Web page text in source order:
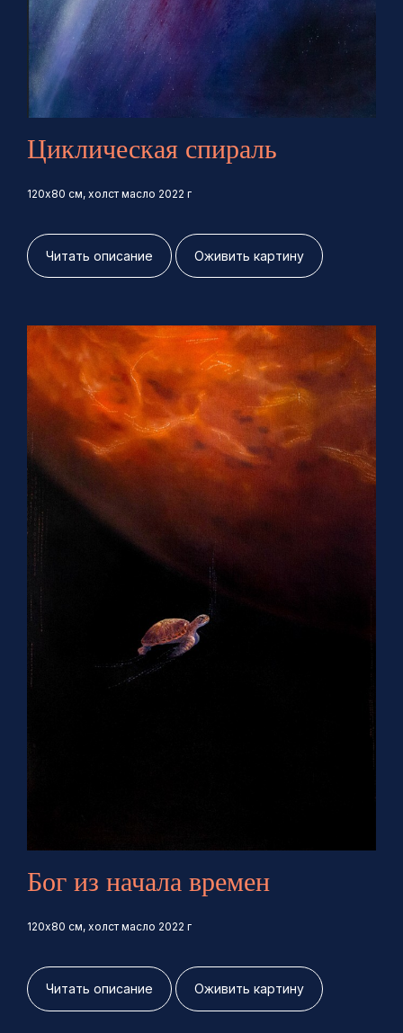
Циклическая спираль
120х80 см, холст масло 2022 г
Читать описание Оживить картину
Бог из начала времен
120х80 см, холст масло 2022 г
Читать описание Оживить картину